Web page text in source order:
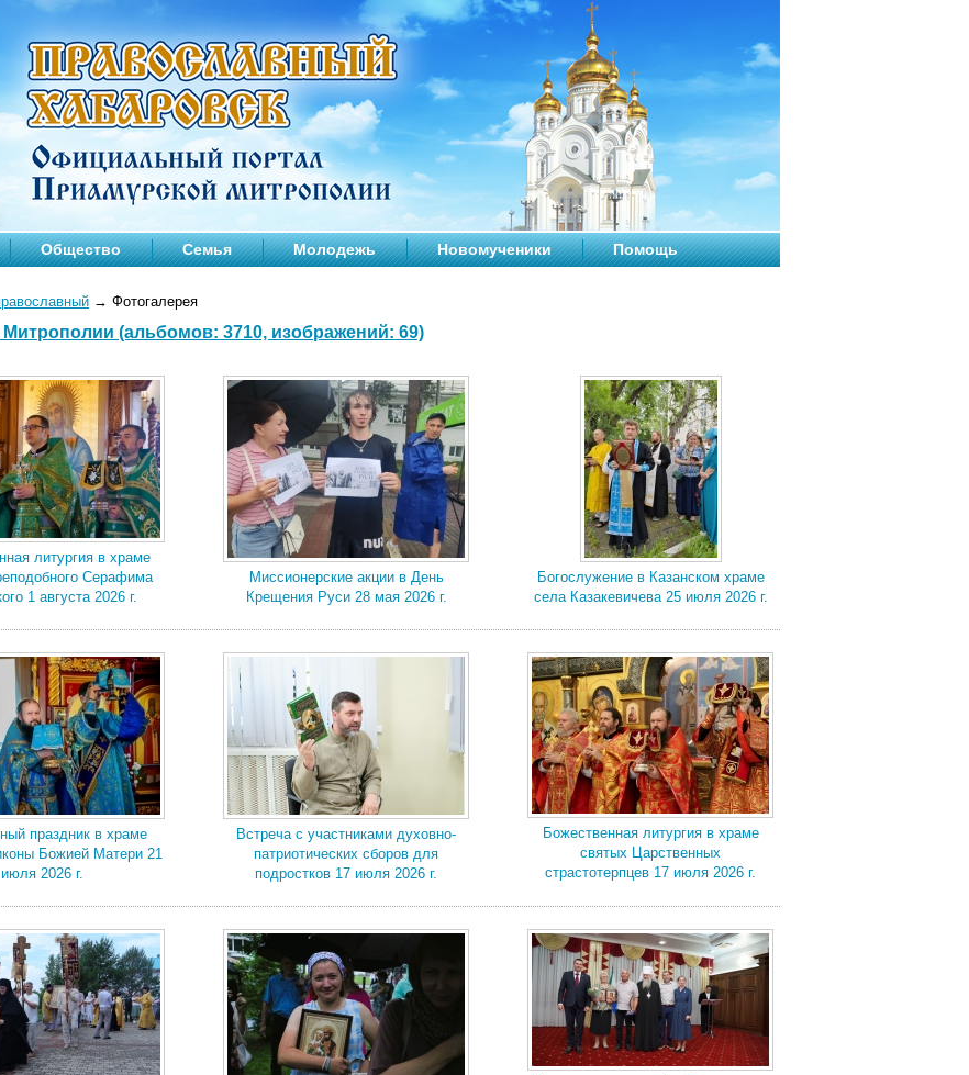
Общество Семья Молодежь Новомученики Помощь
→ Фотогалерея
(альбомов: 3710, изображений: 69)
литургия в храме
Серафима
1 августа 2026 г.
Миссионерские акции в День
Крещения Руси 28 мая 2026 г.
Богослужение в Казанском храме
села Казакевичева 25 июля 2026 г.
праздник в храме
Божией Матери 21
июля 2026 г.
Встреча с участниками духовно-
патриотических сборов для
подростков 17 июля 2026 г.
Божественная литургия в храме
святых Царственных
страстотерпцев 17 июля 2026 г.